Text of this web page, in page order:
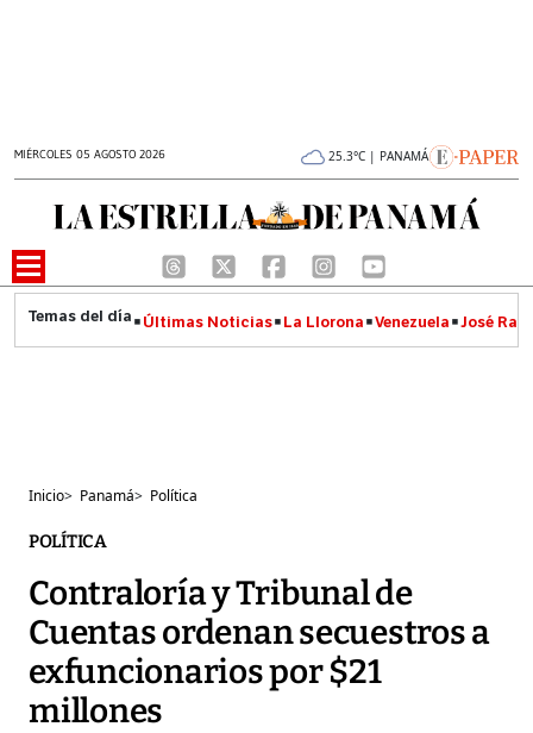
MIÉRCOLES 05 AGOSTO 2026 25.3°C | PANAMÁ
Últimas Noticias La Llorona Venezuela José
Inicio> Panamá> Política
POLÍTICA
Contraloría y Tribunal de
Cuentas ordenan secuestros a
exfuncionarios por $21
millones